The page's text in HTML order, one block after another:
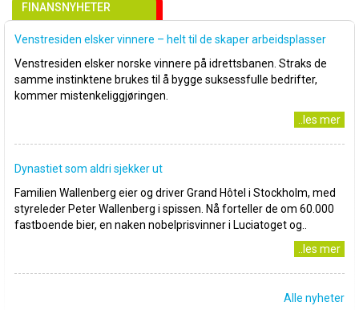
FINANSNYHETER
Venstresiden elsker vinnere – helt til de skaper arbeidsplasser
Venstresiden elsker norske vinnere på idrettsbanen. Straks de
samme instinktene brukes til å bygge suksessfulle bedrifter,
kommer mistenkeliggjøringen.
..les mer
Dynastiet som aldri sjekker ut
Familien Wallenberg eier og driver Grand Hôtel i Stockholm, med
styreleder Peter Wallenberg i spissen. Nå forteller de om 60.000
fastboende bier, en naken nobelprisvinner i Luciatoget og..
..les mer
Alle nyheter